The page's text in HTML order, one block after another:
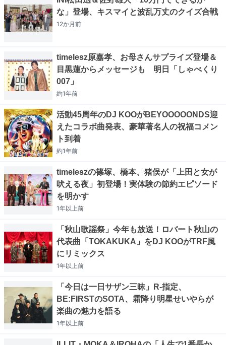
な」登場、キスマイと波乱万丈のクイズ合戦
12か月前
timelesz原嘉孝、お母さんサプライズ登場＆
目黒蓮からメッセージも 明日「しゃべくり
007」
約1年前
活動45周年のDJ KOOがBEYOOOOONDS迎
えたコラボ曲発表、豪華著名人の祝福コメン
ト到着
約1年前
timeleszの篠塚、橋本、猪俣が「上田と女が
吠える夜」初登場！実体験の節約エピソード
を明かす
1年以上前
「秋山歌謡祭」今年も放送！ロバート秋山の
代表曲「TOKAKUKA」をDJ KOOがTRF風
にリミックス
1年以上前
「今日は一日サザン三昧」R-指定、
BE:FIRSTのSOTA、霜降り明星せいやらが
楽曲の魅力を語る
1年以上前